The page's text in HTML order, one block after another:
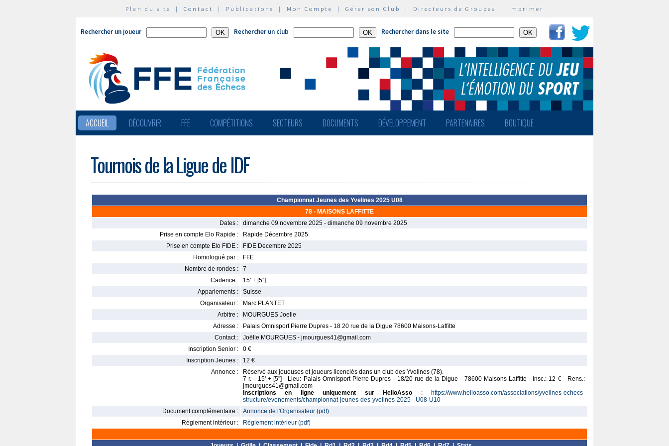
Plan du site | Contact | Publications | Mon Compte | Gérer son Club | Directeurs de Groupes | Imprimer
Rechercher un joueur Rechercher un club Rechercher dans le site
ACCUEIL DÉCOUVRIR FFE COMPÉTITIONS SECTEURS DOCUMENTS DÉVELOPPEMENT PARTENAIRES BOUTIQUE
Tournois de la Ligue de IDF
Championnat Jeunes des Yvelines 2025 U08
78 - MAISONS LAFFITTE
Dates :
dimanche 09 novembre 2025 - dimanche 09 novembre 2025
Prise en compte Elo Rapide :
Rapide Décembre 2025
Prise en compte Elo FIDE :
FIDE Decembre 2025
Homologué par :
FFE
Nombre de rondes :
7
Cadence :
15' + [5'']
Appariements :
Suisse
Organisateur :
Marc PLANTET
Arbitre :
MOURGUES Joelle
Adresse :
Palais Omnisport Pierre Dupres - 18 20 rue de la Digue 78600 Maisons-Laffitte
Contact :
Joëlle MOURGUES - jmourgues41@gmail.com
Inscription Senior :
0 €
Inscription Jeunes :
12 €
Annonce :
Réservé aux joueuses et joueurs licenciés dans un club des Yvelines (78).
7 r. - 15' + [5''] - Lieu: Palais Omnisport Pierre Dupres - 18/20 rue de la Digue - 78600 Maisons-Laffitte - Insc.: 12 € - Rens.:
jmourgues41@gmail.com
Inscriptions en ligne uniquement sur HelloAsso : https://www.helloasso.com/associations/yvelines-echecs-
structure/evenements/championnat-jeunes-des-yvelines-2025 - U08-U10
Document complémentaire :
Annonce de l'Organisateur (pdf)
Règlement intérieur :
Règlement intérieur (pdf)